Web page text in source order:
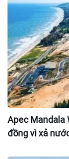
Apec Mandala
đồng vì xả